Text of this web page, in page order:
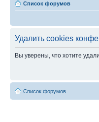
Список форумов
Удалить cookies
Вы уверены, что хотите
Список форумов